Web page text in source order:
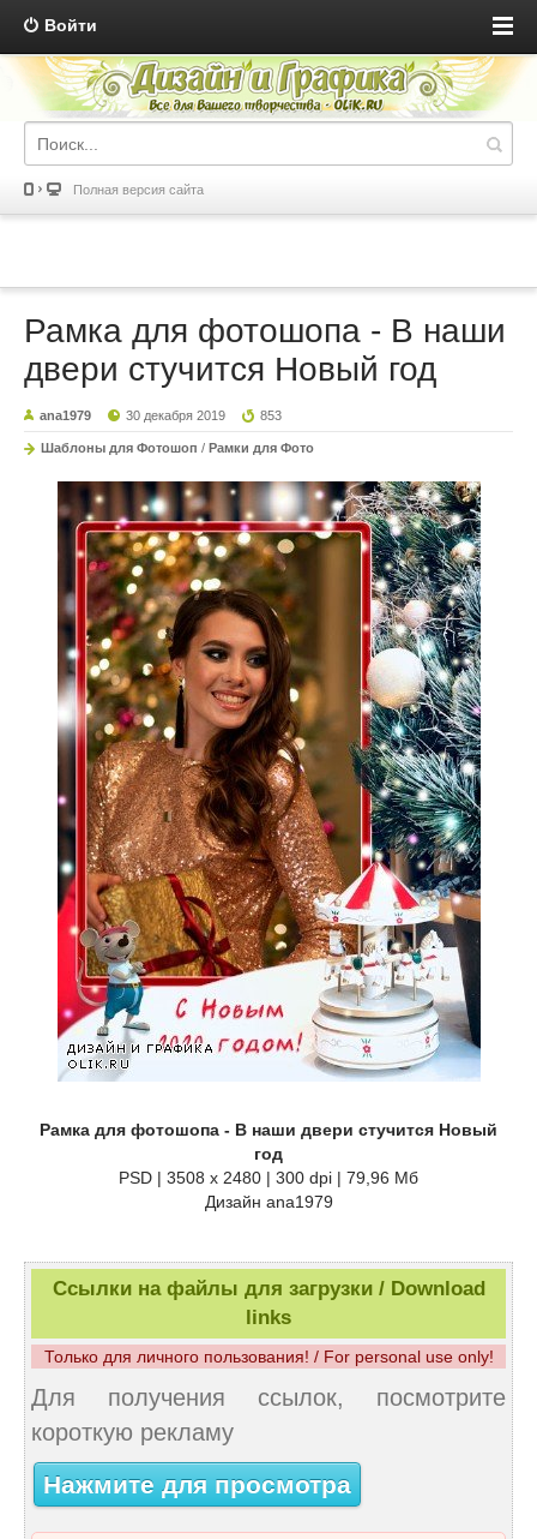
Войти
Полная версия сайта
Рамка для фотошопа - В наши
двери стучится Новый год
ana1979 30 декабря 2019 853
Шаблоны для Фотошоп / Рамки для Фото
Рамка для фотошопа - В наши двери стучится Новый
год
PSD | 3508 x 2480 | 300 dpi | 79,96 Мб
Дизайн аnа1979
Ссылки на файлы для загрузки / Download
links
Только для личного пользования! / For personal use only!
Для получения ссылок, посмотрите
короткую рекламу
Нажмите для просмотра